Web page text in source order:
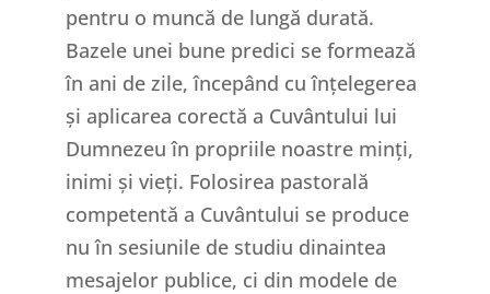
pentru o muncă de lungă durată.
Bazele unei bune predici se formează
în ani de zile, începând cu înțelegerea
și aplicarea corectă a Cuvântului lui
Dumnezeu în propriile noastre minți,
inimi și vieți. Folosirea pastorală
competentă a Cuvântului se produce
nu în sesiunile de studiu dinaintea
mesajelor publice, ci din modele de